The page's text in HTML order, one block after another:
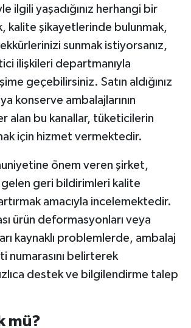
ilgili yaşadığınız herhangi bir
kalite şikayetlerinde bulunmak,
sunmak istiyorsanız,
ilişkileri departmanıyla
geçebilirsiniz. Satın aldığınız
konserve ambalajlarının
alan bu kanallar, tüketicilerin
için hizmet vermektedir.
önem veren şirket,
geri bildirimleri kalite
amacıyla incelemektedir.
ürün deformasyonları veya
kaynaklı problemlerde, ambalaj
numarasını belirterek
destek ve bilgilendirme talep
mü?